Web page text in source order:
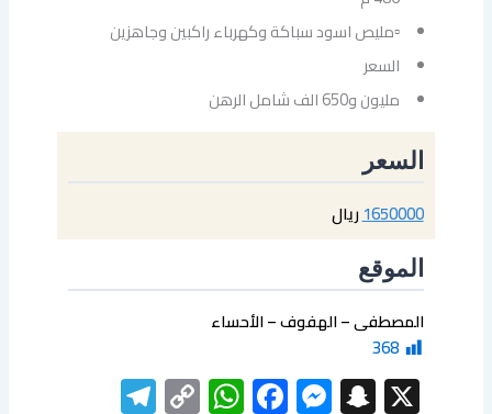
▫مليص اسود سباكة وكهرباء راكبين وجاهزين
السعر
مليون و650 الف شامل الرهن
السعر
1650000ريال
الموقع
المصطفى – الهفوف – الأحساء
368
X
Snapchat
Messenger
Facebook
WhatsApp
Copy